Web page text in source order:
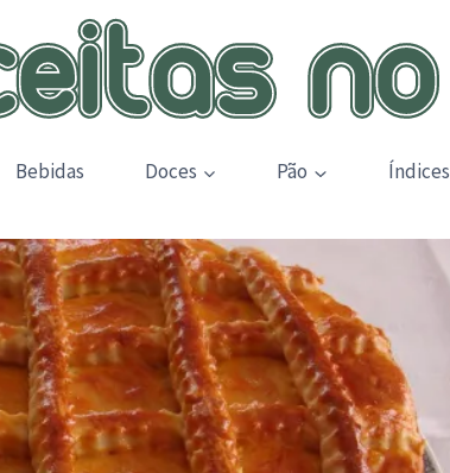
Bebidas Doces Pão Índices